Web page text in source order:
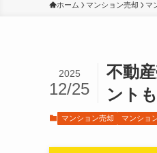
ホーム マンション売却 マ
不動
ントも
2025
12/25
マンション売却 マンショ